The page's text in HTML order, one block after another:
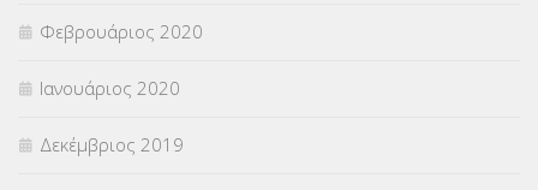
Φεβρουάριος 2020
Ιανουάριος 2020
Δεκέμβριος 2019